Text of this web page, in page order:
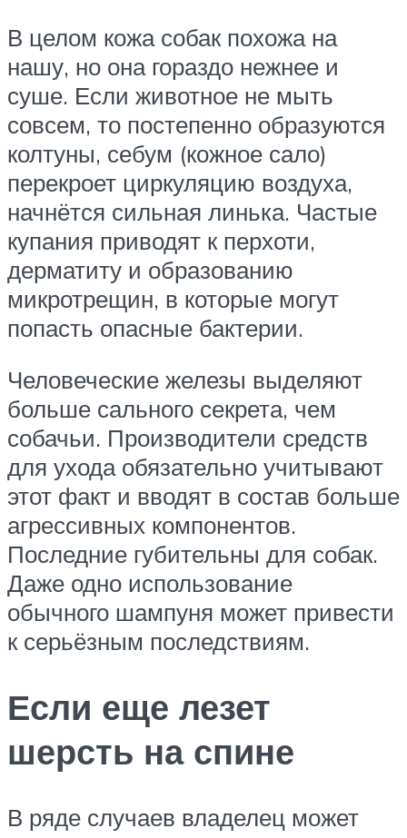
В целом кожа собак похожа на
нашу, но она гораздо нежнее и
суше. Если животное не мыть
совсем, то постепенно образуются
колтуны, себум (кожное сало)
перекроет циркуляцию воздуха,
начнётся сильная линька. Частые
купания приводят к перхоти,
дерматиту и образованию
микротрещин, в которые могут
попасть опасные бактерии.
Человеческие железы выделяют
больше сального секрета, чем
собачьи. Производители средств
для ухода обязательно учитывают
этот факт и вводят в состав больше
агрессивных компонентов.
Последние губительны для собак.
Даже одно использование
обычного шампуня может привести
к серьёзным последствиям.
Если еще лезет
шерсть на спине
В ряде случаев владелец может